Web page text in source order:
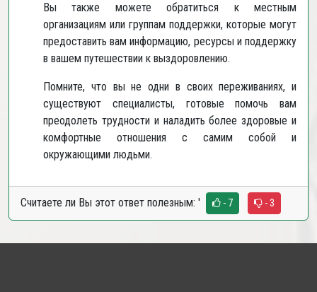
Вы также можете обратиться к местным
организациям или группам поддержки, которые могут
предоставить вам информацию, ресурсы и поддержку
в вашем путешествии к выздоровлению.
Помните, что вы не одни в своих переживаниях, и
существуют специалисты, готовые помочь вам
преодолеть трудности и наладить более здоровые и
комфортные отношения с самим собой и
окружающими людьми.
Считаете ли Вы этот ответ полезным: ' - 7 - 3